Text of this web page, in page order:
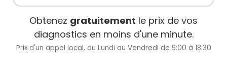
Obtenez gratuitement le prix de vos
diagnostics en moins d'une minute.
Prix d'un appel local, du Lundi au Vendredi de 9:00 à 18:30